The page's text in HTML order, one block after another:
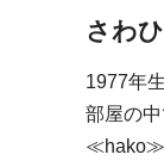
さわ
1977年
部屋の
≪hako≫